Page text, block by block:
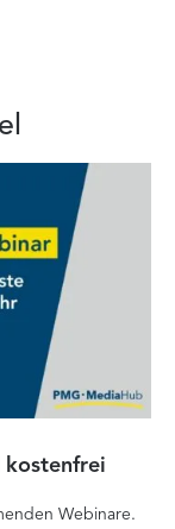
kostenfrei
Webinare.